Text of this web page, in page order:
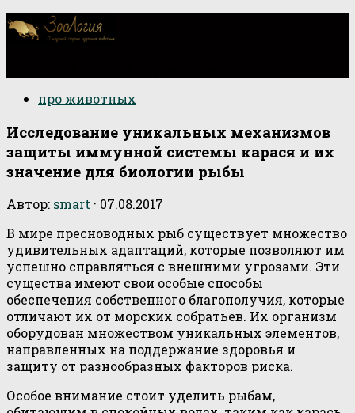
про животных
Исследование уникальных механизмов
защиты иммунной системы карася и их
значение для биологии рыбы
Автор: smart · 07.08.2017
В мире пресноводных рыб существует множество
удивительных адаптаций, которые позволяют им
успешно справляться с внешними угрозами. Эти
существа имеют свои особые способы
обеспечения собственного благополучия, которые
отличают их от морских собратьев. Их организм
оборудован множеством уникальных элементов,
направленных на поддержание здоровья и
защиту от разнообразных факторов риска.
Особое внимание стоит уделить рыбам,